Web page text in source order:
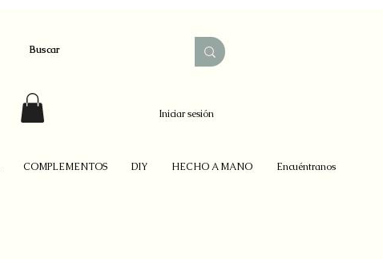
Iniciar sesión
COMPLEMENTOS DIY HECHO A MANO Encuéntranos